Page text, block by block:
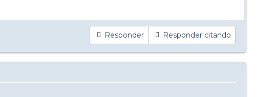
Responder Responder citando